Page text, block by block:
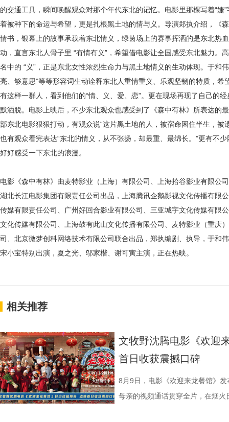
的交通工具，瞬间唤醒观众对那个年代东北的记忆。电影里那棵写着“婕
着被种下的命运与希望，更是扎根黑土地的情与义。导演郑执介绍 ，
《
情书，银幕上的故事承载着东北情义，绿茵场上的赛事挥洒的是东北热
动，直言东北人骨子里 “有情有义”，希望借电影让全国感受东北魅力。
名中的 “义”，正是东北女性浓烈生命力与黑土地情义的生动体现。于和
亮、够意思”等等形容词生动诠释东北人重情重义、乐观坚韧的特质，
有这样一群人，看到他们的“情、义、爱、恋”。 更在现场再现了自己的经
默洒脱。电影上映后，不少东北观众也感受到了《森中有林》所表达的
部东北电影狠狠打动，有观众说“这片黑土地的人，被宿命困住半生，被
也有观众看完表达“东北的情义，从不张扬，却最重、最绵长。”更有不
好好感受一下东北的浪漫。
电影《森中有林》由麦特影业（上海）有限公司、上海拾谷影业有限公
湖北长江电影集团有限责任公司出品，上海腾讯企鹅影视文化传播有限
传媒有限责任公司、广州好回合影业有限公司、三亚城宇文化传媒有限
文化传媒有限公司、上海鼓有此山文化传播有限公司、麦特影业（重庆
司、北京微梦创科网络技术有限公司联合出品，郑执编剧、执导，于和
宋小宝特别出演，夏之光、邬家楷、谢可寅主演，正在热映。
相关推荐
文牧野沈腾电影《欢迎
首日收获震撼口碑
8月9日，电影《欢迎来龙餐馆》
母亲的视频通话贯穿全片，在烟